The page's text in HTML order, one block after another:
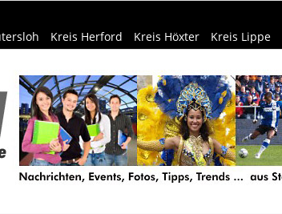
Kreis Herford Kreis Höxter Kreis Lippe